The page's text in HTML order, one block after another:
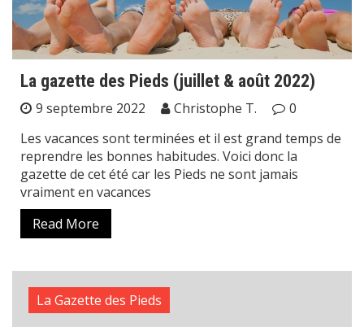
La gazette des Pieds (juillet & août 2022)
9 septembre 2022 Christophe T.
0
Les vacances sont terminées et il est grand temps de
reprendre les bonnes habitudes. Voici donc la
gazette de cet été car les Pieds ne sont jamais
vraiment en vacances
Read More
La Gazette des Pieds